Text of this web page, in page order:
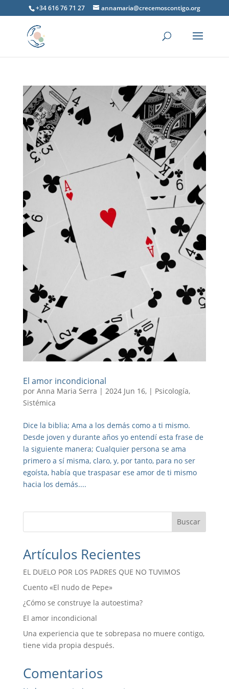
+34 616 76 71 27 annamaria@crecemoscontigo.org
El amor incondicional
por Anna Maria Serra | 2024 Jun 16,| Psicología,
Sistémica
Dice la biblia; Ama a los demás como a ti mismo.
Desde joven y durante años yo entendí esta frase de
la siguiente manera; Cualquier persona se ama
primero a sí misma, claro, y, por tanto, para no ser
egoísta, había que traspasar ese amor de ti mismo
hacia los demás....
Buscar
Artículos Recientes
EL DUELO POR LOS PADRES QUE NO TUVIMOS
Cuento «El nudo de Pepe»
¿Cómo se construye la autoestima?
El amor incondicional
Una experiencia que te sobrepasa no muere contigo,
tiene vida propia después.
Comentarios